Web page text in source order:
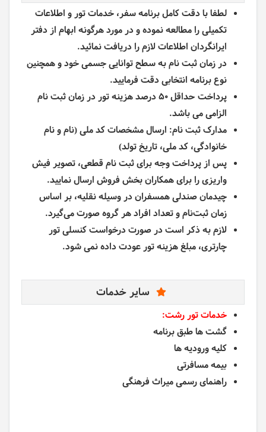
لطفا با دقت کامل برنامه سفر، خدمات تور و اطلاعات
تکمیلی را مطالعه نموده و در مورد هرگونه ابهام از دفتر
ایرانگردان اطلاعات لازم را دریافت نمائید.
در زمان ثبت نام به سطح توانایی جسمی خود و همچنین
نوع برنامه انتخابی دقت فرمایید.
پرداخت حداقل 50 درصد هزینه تور در زمان ثبت نام
الزامی می باشد.
مدارک ثبت نام: ارسال مشخصات کد ملی (نام و نام
خانوادگی، کد ملی، تاریخ تولد)
پس از پرداخت وجه برای ثبت نام قطعی، تصویر فیش
واریزی را برای همکاران بخش فروش ارسال نمایید.
چیدمان صندلی همسفران در وسیله نقلیه، بر اساس
زمان ثبت‌نام و تعداد افراد هر گروه صورت می‌گیرد.
لازم به ذکر است در صورت درخواست کنسلی تور
چارتری، مبلغ هزینه تور عودت داده نمی شود.
سایر خدمات
خدمات تور رشت:
گشت ها طبق برنامه
کلیه ورودیه ها
بیمه مسافرتی
راهنمای رسمی میراث فرهنگی